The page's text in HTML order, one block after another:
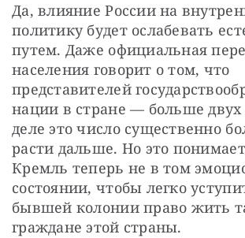
Да, влияние России на
политику будет ослабевать
путем. Даже официальная
населения говорит о том, что
представителей
нации в стране — больше двух
деле это число существенно
расти дальше. Но это
Кремль теперь не в том
состоянии, чтобы легко
бывшей колонии право жить
граждане этой страны.